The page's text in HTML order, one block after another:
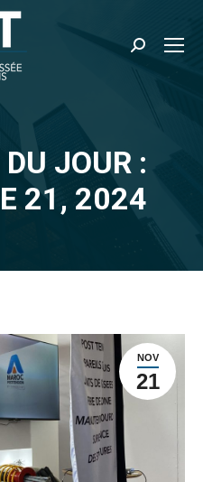
Recherche
JOUR :
21, 2024
NOV
21